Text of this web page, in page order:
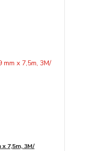
7,5m, 3M/